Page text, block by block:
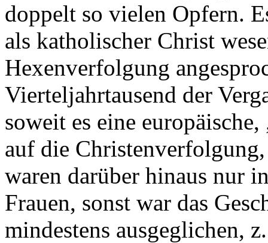
doppelt so vielen Opfern.
als katholischer Christ
Hexenverfolgung
Vierteljahrtausend der
soweit es eine
auf die
waren darüber hinaus nur
Frauen, sonst war das
mindestens ausgeglichen,